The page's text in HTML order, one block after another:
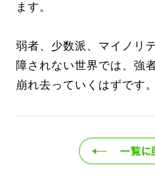
ます。
弱者、少数派、マイノリ
障されない世界では、強
崩れ去っていくはずです。